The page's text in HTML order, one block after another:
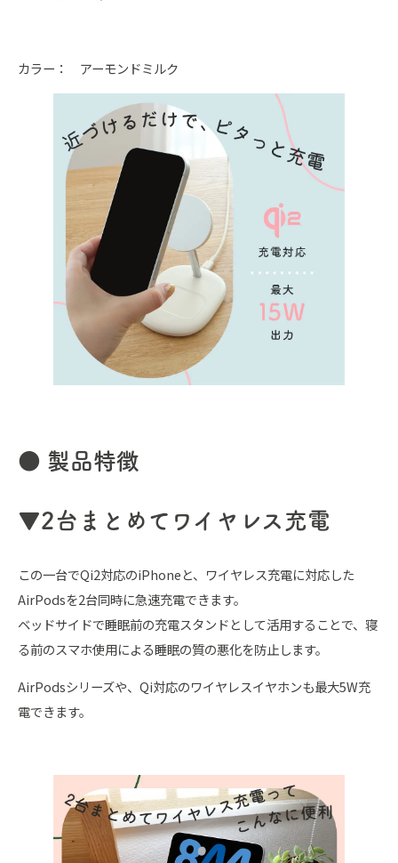
カラー： アーモンドミルク
● 製品特徴
▼2台まとめてワイヤレス充電
この一台でQi2対応のiPhoneと、ワイヤレス充電に対応した
AirPodsを2台同時に急速充電できます。
ベッドサイドで睡眠前の充電スタンドとして活用することで、寝
る前のスマホ使用による睡眠の質の悪化を防止します。
AirPodsシリーズや、Qi対応のワイヤレスイヤホンも最大5W充
電できます。